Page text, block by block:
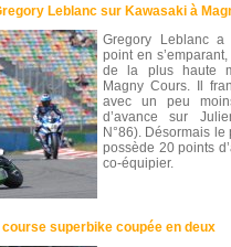
Leblanc sur Kawasaki à
Gregory Leblanc
point en
de la plus haute
Magny Cours. Il
avec un peu
d’avance sur
N°86). Désormais
possède 20 points
co-équipier.
course superbike coupée en deux